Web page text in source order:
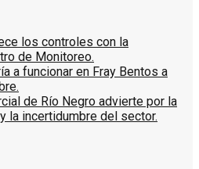
los controles con la
de Monitoreo.
a funcionar en Fray Bentos a
de Río Negro advierte por la
la incertidumbre del sector.